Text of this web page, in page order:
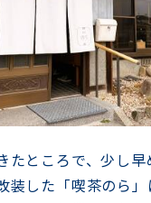
たところで、少し早
装した「喫茶のら